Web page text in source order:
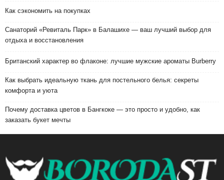
Как сэкономить на покупках
Санаторий «Ревиталь Парк» в Балашихе — ваш лучший выбор для
отдыха и восстановления
Британский характер во флаконе: лучшие мужские ароматы Burberry
Как выбрать идеальную ткань для постельного белья: секреты
комфорта и уюта
Почему доставка цветов в Бангкоке — это просто и удобно, как
заказать букет мечты